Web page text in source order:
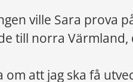
ville Sara prova
till norra Värmland,
om att jag ska få